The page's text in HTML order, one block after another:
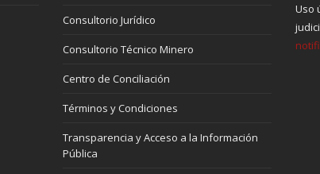
Consultorio Jurídico
Consultorio Técnico Minero
Centro de Conciliación
Términos y Condiciones
Transparencia y Acceso a la Información
Pública
Uso